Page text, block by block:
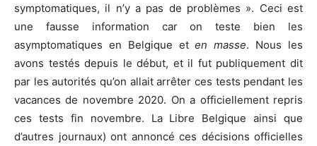
symptomatiques, il n’y a pas de problèmes ». Ceci est
une fausse information car on teste bien les
asymptomatiques en Belgique eten masse. Nous les
avons testés depuis le début, et il fut publiquement dit
par les autorités qu’on allait arrêter ces tests pendant les
vacances de novembre 2020. On a officiellement repris
ces tests fin novembre. La Libre Belgique ainsi que
d’autres journaux) ont annoncé ces décisions officielles